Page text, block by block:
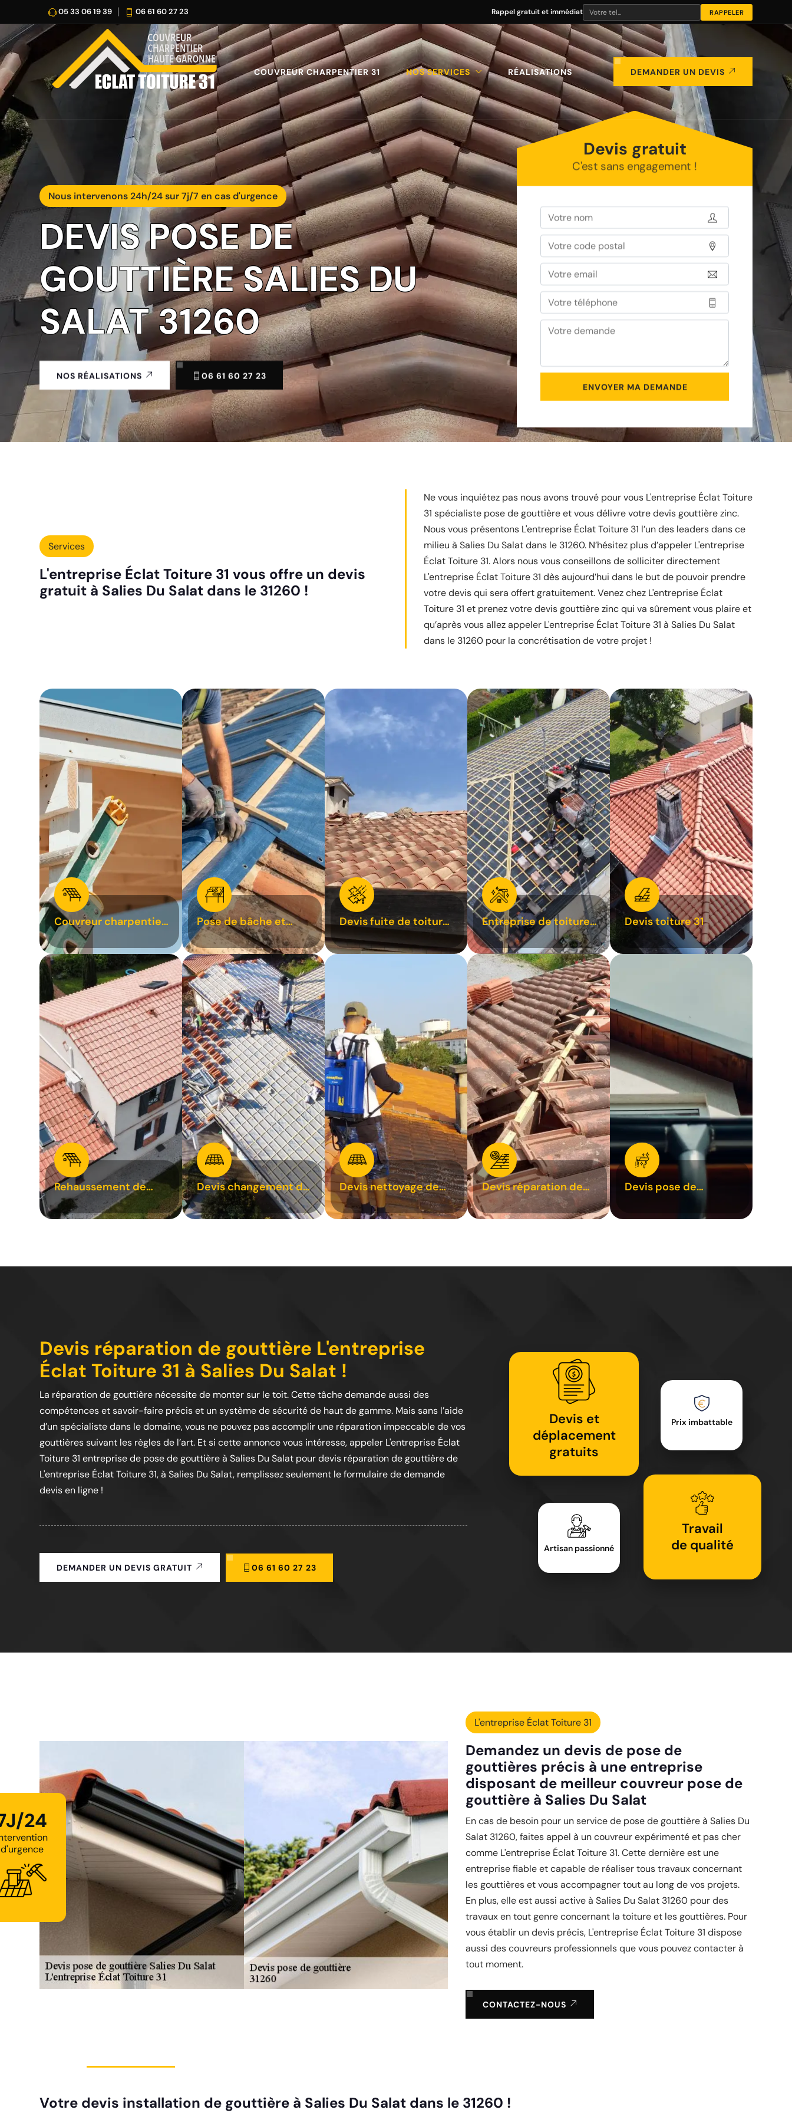
05 33 06 19 39 06 61 60 27 23 Rappel gratuit et immédiat
COUVREUR CHARPENTIER 31 NOS SERVICES RÉALISATIONS DEMANDER UN DEVIS
Nous intervenons 24h/24 sur 7j/7 en cas d'urgence
DEVIS POSE DE
GOUTTIÈRE SALIES DU
SALAT 31260
NOS RÉALISATIONS 06 61 60 27 23
Devis gratuit
C'est sans engagement !
Services
L'entreprise Éclat Toiture 31 vous offre un devis
gratuit à Salies Du Salat dans le 31260 !
Ne vous inquiétez pas nous avons trouvé pour vous L'entreprise Éclat Toiture
31 spécialiste pose de gouttière et vous délivre votre devis gouttière zinc.
Nous vous présentons L'entreprise Éclat Toiture 31 l’un des leaders dans ce
milieu à Salies Du Salat dans le 31260. N’hésitez plus d’appeler L'entreprise
Éclat Toiture 31. Alors nous vous conseillons de solliciter directement
L'entreprise Éclat Toiture 31 dès aujourd’hui dans le but de pouvoir prendre
votre devis qui sera offert gratuitement. Venez chez L'entreprise Éclat
Toiture 31 et prenez votre devis gouttière zinc qui va sûrement vous plaire et
qu’après vous allez appeler L'entreprise Éclat Toiture 31 à Salies Du Salat
dans le 31260 pour la concrétisation de votre projet !
Couvreur charpentier
31
Pose de bâche et
bâchage de toiture 31
Devis fuite de toiture
31
Entreprise de toiture
31
Devis toiture 31
Rehaussement de
toiture 31
Devis changement de
tuile 31
Devis nettoyage de
toiture 31
Devis réparation de
toiture 31
Devis pose de
Devis réparation de gouttière L'entreprise
Éclat Toiture 31 à Salies Du Salat !
La réparation de gouttière nécessite de monter sur le toit. Cette tâche demande aussi des
compétences et savoir-faire précis et un système de sécurité de haut de gamme. Mais sans l’aide
d’un spécialiste dans le domaine, vous ne pouvez pas accomplir une réparation impeccable de vos
gouttières suivant les règles de l’art. Et si cette annonce vous intéresse, appeler L'entreprise Éclat
Toiture 31 entreprise de pose de gouttière à Salies Du Salat pour devis réparation de gouttière de
L'entreprise Éclat Toiture 31, à Salies Du Salat, remplissez seulement le formulaire de demande
devis en ligne !
Devis et
déplacement
gratuits
Artisan passionné
Prix imbattable
Travail
de qualité
DEMANDER UN DEVIS GRATUIT 06 61 60 27 23
24
d'urgence
L'entreprise Éclat Toiture 31
Demandez un devis de pose de
gouttières précis à une entreprise
disposant de meilleur couvreur pose de
gouttière à Salies Du Salat
En cas de besoin pour un service de pose de gouttière à Salies Du
Salat 31260, faites appel à un couvreur expérimenté et pas cher
comme L'entreprise Éclat Toiture 31. Cette dernière est une
entreprise fiable et capable de réaliser tous travaux concernant
les gouttières et vous accompagner tout au long de vos projets.
En plus, elle est aussi active à Salies Du Salat 31260 pour des
travaux en tout genre concernant la toiture et les gouttières. Pour
vous établir un devis précis, L'entreprise Éclat Toiture 31 dispose
aussi des couvreurs professionnels que vous pouvez contacter à
tout moment.
CONTACTEZ-NOUS
Votre devis installation de gouttière à Salies Du Salat dans le 31260 !